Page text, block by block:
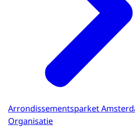
Arrondissementsparket
Organisatie